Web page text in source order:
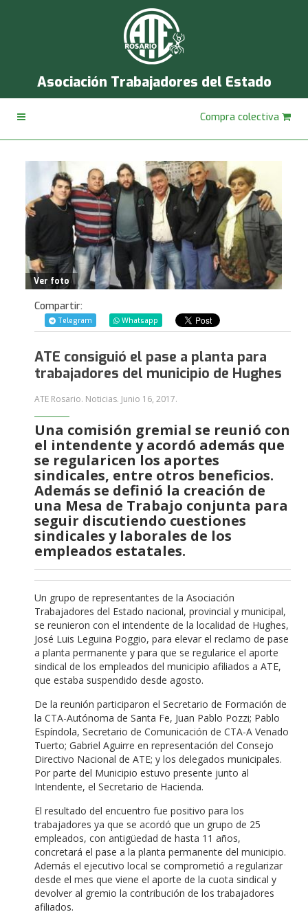
Asociación Trabajadores del Estado
Compra colectiva
Ver foto
Compartir:
Telegram Whatsapp
ATE consiguió el pase a planta para
trabajadores del municipio de Hughes
ATE Rosario. Noticias. Junio 16, 2017.
Una comisión gremial se reunió con
el intendente y acordó además que
se regularicen los aportes
sindicales, entre otros beneficios.
Además se definió la creación de
una Mesa de Trabajo conjunta para
seguir discutiendo cuestiones
sindicales y laborales de los
empleados estatales.
Un grupo de representantes de la Asociación
Trabajadores del Estado nacional, provincial y municipal,
se reunieron con el intendente de la localidad de Hughes,
José Luis Leguina Poggio, para elevar el reclamo de pase
a planta permanente y para que se regularice el aporte
sindical de los empleados del municipio afiliados a ATE,
que estaba suspendido desde agosto.
De la reunión participaron el Secretario de Formación de
la CTA-Autónoma de Santa Fe, Juan Pablo Pozzi; Pablo
Espíndola, Secretario de Comunicación de CTA-A Venado
Tuerto; Gabriel Aguirre en representación del Consejo
Directivo Nacional de ATE; y los delegados municipales.
Por parte del Municipio estuvo presente junto al
Intendente, el Secretario de Hacienda.
El resultado del encuentro fue positivo para los
trabajadores ya que se acordó que un grupo de 25
empleados, con antigüedad de hasta 11 años,
concretará el pase a la planta permanente del municipio.
Además el ejecutivo local se comprometió a regularizar
desde el mes que viene el aporte de la cuota sindical y
devolver al gremio la contribución de los trabajadores
afiliados.